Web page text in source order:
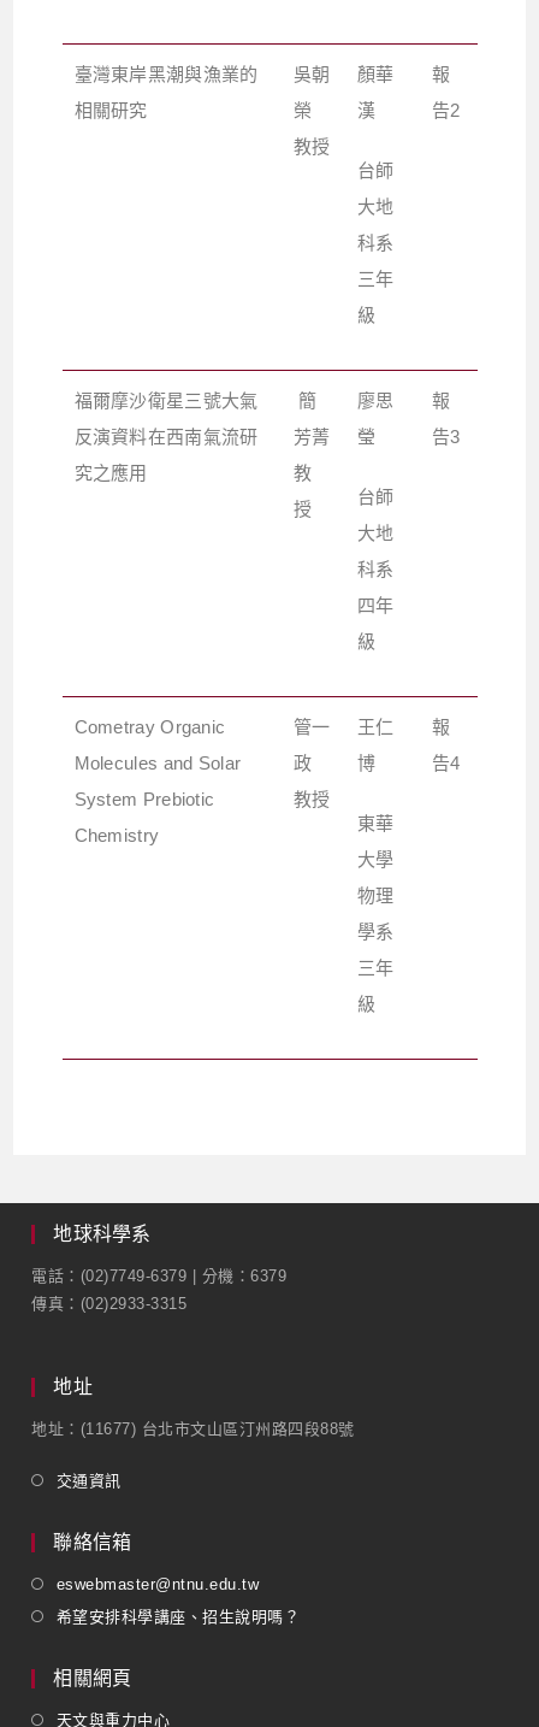
臺灣東岸黑潮與漁業的
相關研究
吳朝
榮
教授
顏華
漢
台師
大地
科系
三年
級
報
告2
福爾摩沙衛星三號大氣
反演資料在西南氣流研
究之應用
簡
芳菁
教
授
廖思
瑩
台師
大地
科系
四年
級
報
告3
Cometray Organic
Molecules and Solar
System Prebiotic
Chemistry
管一
政
教授
王仁
博
東華
大學
物理
學系
三年
級
報
告4
地球科學系
電話：(02)7749-6379 | 分機：6379
傳真：(02)2933-3315
地址
地址：(11677) 台北市文山區汀州路四段88號
交通資訊
聯絡信箱
eswebmaster@ntnu.edu.tw
希望安排科學講座、招生說明嗎？
相關網頁
天文與重力中心